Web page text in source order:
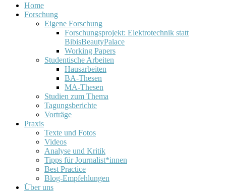
Home
Forschung
Eigene Forschung
Forschungsprojekt: Elektrotechnik statt
BibisBeautyPalace
Working Papers
Studentische Arbeiten
Hausarbeiten
BA-Thesen
MA-Thesen
Studien zum Thema
Tagungsberichte
Vorträge
Praxis
Texte und Fotos
Videos
Analyse und Kritik
Tipps für Journalist*innen
Best Practice
Blog-Empfehlungen
Über uns